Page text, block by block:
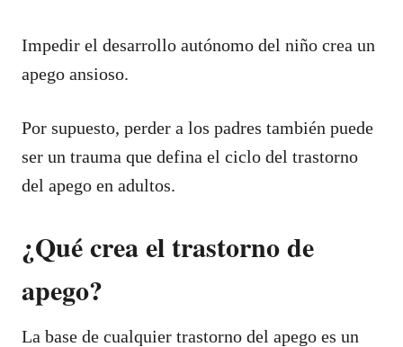
Impedir el desarrollo autónomo del niño crea un
apego ansioso.
Por supuesto, perder a los padres también puede
ser un trauma que defina el ciclo del trastorno
del apego en adultos.
¿Qué crea el trastorno de
apego?
La base de cualquier trastorno del apego es un